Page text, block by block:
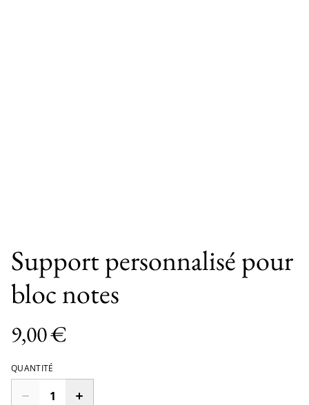
Support personnalisé pour
bloc notes
9,00 €
QUANTITÉ